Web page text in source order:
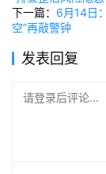
下一篇： 6月14日
空”再敲警钟
发表回复
请登录后评论...